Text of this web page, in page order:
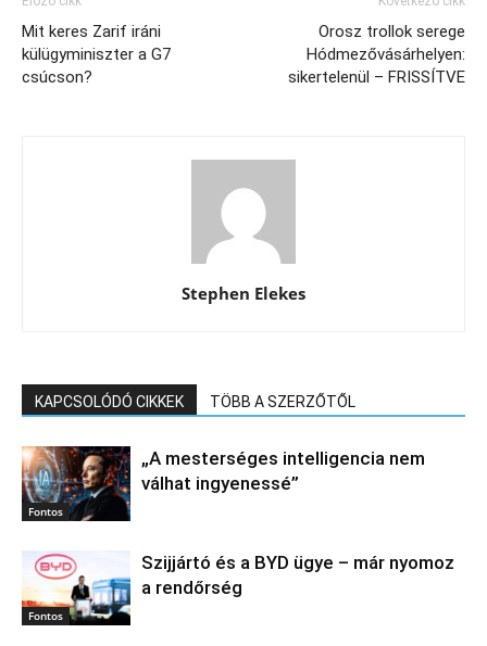
Mit keres Zarif iráni
külügyminiszter a G7
csúcson?
Orosz trollok serege
Hódmezővásárhelyen:
sikertelenül – FRISSÍTVE
Stephen Elekes
KAPCSOLÓDÓ CIKKEK TÖBB A SZERZŐTŐL
Fontos
„A mesterséges intelligencia nem
válhat ingyenessé”
Fontos
Szijjártó és a BYD ügye – már nyomoz
a rendőrség